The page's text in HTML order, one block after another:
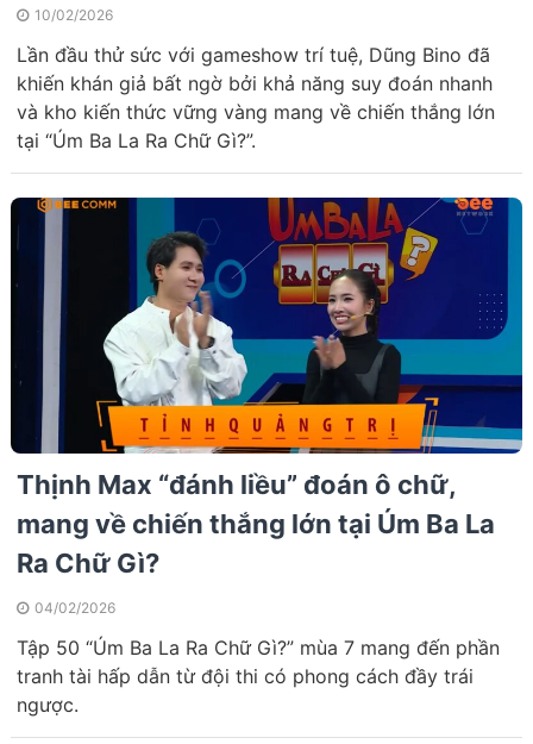
10/02/2026
Lần đầu thử sức với gameshow trí tuệ, Dũng Bino đã
khiến khán giả bất ngờ bởi khả năng suy đoán nhanh
và kho kiến thức vững vàng mang về chiến thắng lớn
tại “Úm Ba La Ra Chữ Gì?”.
Thịnh Max “đánh liều” đoán ô chữ,
mang về chiến thắng lớn tại Úm Ba La
Ra Chữ Gì?
04/02/2026
Tập 50 “Úm Ba La Ra Chữ Gì?” mùa 7 mang đến phần
tranh tài hấp dẫn từ đội thi có phong cách đầy trái
ngược.